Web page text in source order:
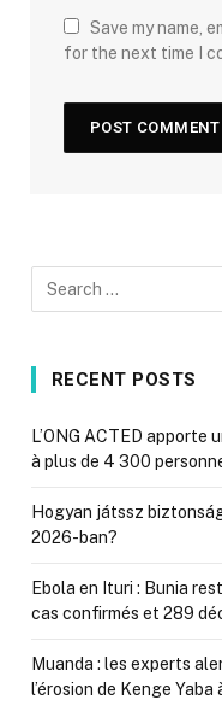
Save my name,
for the next time I
RECENT POSTS
L’ONG ACTED apporte
à plus de 4 300
Hogyan játssz
2026-ban?
Ebola en Ituri : Bunia
cas confirmés et 289
Muanda : les experts
l’érosion de Kenge Yaba